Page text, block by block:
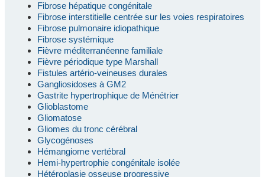
Fibrose hépatique congénitale
Fibrose interstitielle centrée sur les voies respiratoires
Fibrose pulmonaire idiopathique
Fibrose systémique
Fièvre méditerranéenne familiale
Fièvre périodique type Marshall
Fistules artério-veineuses durales
Gangliosidoses à GM2
Gastrite hypertrophique de Ménétrier
Glioblastome
Gliomatose
Gliomes du tronc cérébral
Glycogénoses
Hémangiome vertébral
Hemi-hypertrophie congénitale isolée
Hétéroplasie osseuse progressive